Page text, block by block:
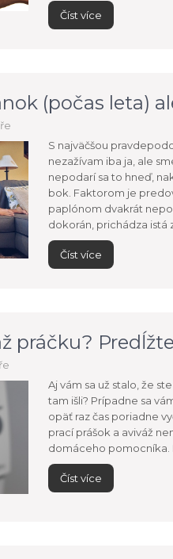
Číst více
(počas leta)
S najväčšou
nezažívam iba ja, ale
nepodarí sa to hneď,
bok. Faktorom je
paplónom dvakrát
dokorán, prichádza istá
Číst více
práčku?
Aj vám sa už stalo, že
tam išli? Prípadne sa
opäť raz čas poriadne
prací prášok a aviváž
domáceho pomocníka.
Číst více